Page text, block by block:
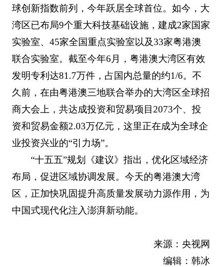
球创新指数前列，今年跃居全球首位。如今，大
湾区已布局9个重大科技基础设施，建成2家国家
实验室、45家全国重点实验室以及33家粤港澳
联合实验室。截至今年6月，粤港澳大湾区有效
发明专利达81.7万件，占国内总量的约1/6。不
久前，在由粤港澳三地联合举办的大湾区全球招
商大会上，共达成投资和贸易项目2073个、投
资和贸易金额2.03万亿元，这里正在成为全球企
业投资兴业的“引力场”。
“十五五”规划《建议》指出，优化区域经济
布局，促进区域协调发展。今天的粤港澳大湾
区，正加快巩固提升高质量发展动力源作用，为
中国式现代化注入澎湃新动能。
来源：央视网
编辑：韩冰